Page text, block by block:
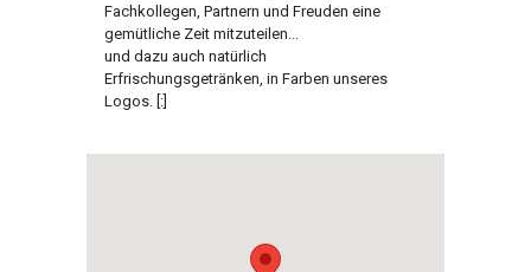
Fachkollegen, Partnern und Freuden eine
gemütliche Zeit mitzuteilen...
und dazu auch natürlich
Erfrischungsgetränken, in Farben unseres
Logos. [:]